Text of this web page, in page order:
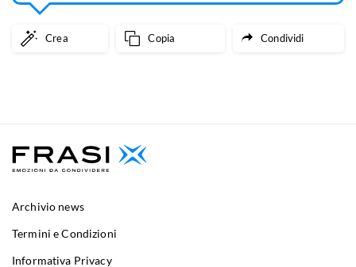
Crea Copia Condividi
Archivio news
Termini e Condizioni
Informativa Privacy